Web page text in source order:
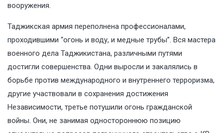
вооружения.
Таджикская армия переполнена профессионалами,
проходившими “огонь и воду, и медные трубы”. Вся мастера
военного дела Таджикистана, различными путями
достигли совершенства. Одни выросли и закалялись в
борьбе против международного и внутреннего терроризма,
другие участвовали в сохранения достижения
Независимости, третье потушили огонь гражданской
войны. Они, не занимая одностороннюю позицию